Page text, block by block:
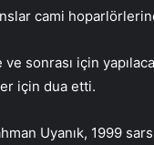
cami
sonrası için
için dua etti.
Uyanık, 1999